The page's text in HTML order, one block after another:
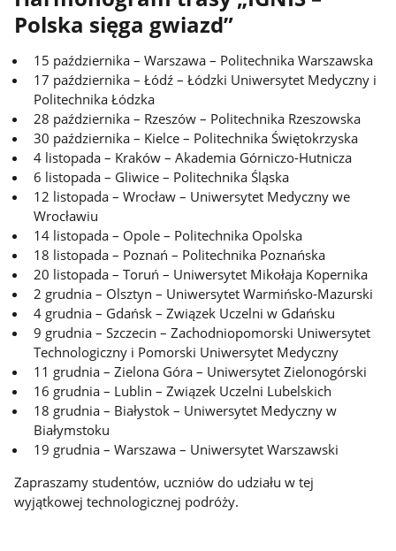
Polska sięga gwiazd”
15 października – Warszawa – Politechnika Warszawska
17 października – Łódź – Łódzki Uniwersytet Medyczny i
Politechnika Łódzka
28 października – Rzeszów – Politechnika Rzeszowska
30 października – Kielce – Politechnika Świętokrzyska
4 listopada – Kraków – Akademia Górniczo-Hutnicza
6 listopada – Gliwice – Politechnika Śląska
12 listopada – Wrocław – Uniwersytet Medyczny we
Wrocławiu
14 listopada – Opole – Politechnika Opolska
18 listopada – Poznań – Politechnika Poznańska
20 listopada – Toruń – Uniwersytet Mikołaja Kopernika
2 grudnia – Olsztyn – Uniwersytet Warmińsko-Mazurski
4 grudnia – Gdańsk – Związek Uczelni w Gdańsku
9 grudnia – Szczecin – Zachodniopomorski Uniwersytet
Technologiczny i Pomorski Uniwersytet Medyczny
11 grudnia – Zielona Góra – Uniwersytet Zielonogórski
16 grudnia – Lublin – Związek Uczelni Lubelskich
18 grudnia – Białystok – Uniwersytet Medyczny w
Białymstoku
19 grudnia – Warszawa – Uniwersytet Warszawski
Zapraszamy studentów, uczniów do udziału w tej
wyjątkowej technologicznej podróży.